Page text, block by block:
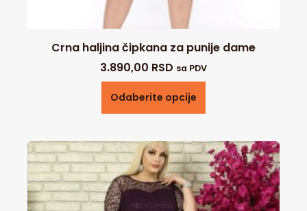
Crna haljina čipkana za punije dame
3.890,00 RSD sa PDV
Odaberite opcije